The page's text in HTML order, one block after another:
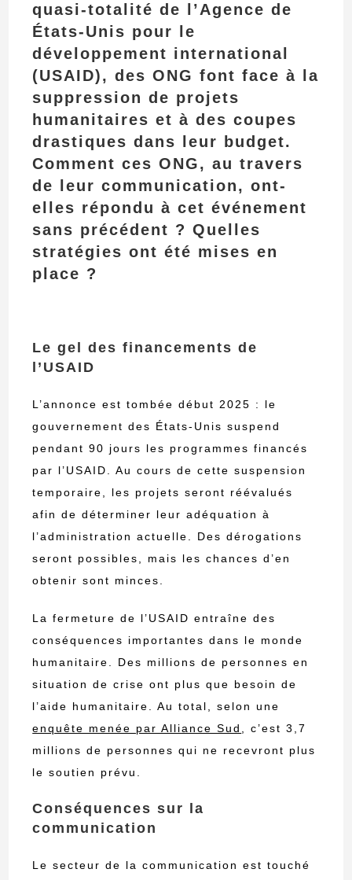
quasi-totalité de l’Agence de
États-Unis pour le
développement international
(USAID), des ONG font face à la
suppression de projets
humanitaires et à des coupes
drastiques dans leur budget.
Comment ces ONG, au travers
de leur communication, ont-
elles répondu à cet événement
sans précédent ? Quelles
stratégies ont été mises en
place ?
Le gel des financements de
l’USAID
L’annonce est tombée début 2025 : le
gouvernement des États-Unis suspend
pendant 90 jours les programmes financés
par l’USAID. Au cours de cette suspension
temporaire, les projets seront réévalués
afin de déterminer leur adéquation à
l’administration actuelle. Des dérogations
seront possibles, mais les chances d’en
obtenir sont minces.
La fermeture de l’USAID entraîne des
conséquences importantes dans le monde
humanitaire. Des millions de personnes en
situation de crise ont plus que besoin de
l’aide humanitaire. Au total, selon une
enquête menée par Alliance Sud , c’est 3,7
millions de personnes qui ne recevront plus
le soutien prévu.
Conséquences sur la
communication
Le secteur de la communication est touché